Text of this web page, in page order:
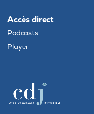
Accès direct
Podcasts
Player